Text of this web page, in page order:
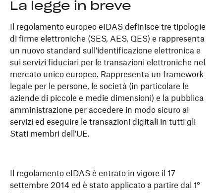
La legge in breve
Il regolamento europeo eIDAS definisce tre tipologie
di firme elettroniche (SES, AES, QES) e rappresenta
un nuovo standard sull'identificazione elettronica e
sui servizi fiduciari per le transazioni elettroniche nel
mercato unico europeo. Rappresenta un framework
legale per le persone, le società (in particolare le
aziende di piccole e medie dimensioni) e la pubblica
amministrazione per accedere in modo sicuro ai
servizi ed eseguire le transazioni digitali in tutti gli
Stati membri dell'UE.
Il regolamento eIDAS è entrato in vigore il 17
settembre 2014 ed è stato applicato a partire dal 1°